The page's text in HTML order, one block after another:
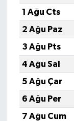
1 Ağu Cts
2 Ağu Paz
3 Ağu Pts
4 Ağu Sal
5 Ağu Çar
6 Ağu Per
7 Ağu Cum